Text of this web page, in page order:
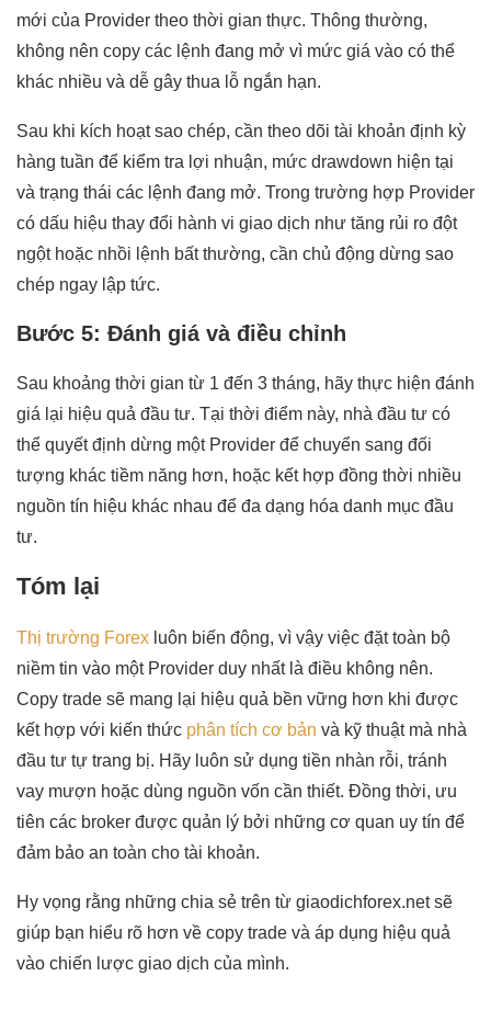
mới của Provider theo thời gian thực. Thông thường,
không nên copy các lệnh đang mở vì mức giá vào có thể
khác nhiều và dễ gây thua lỗ ngắn hạn.
Sau khi kích hoạt sao chép, cần theo dõi tài khoản định kỳ
hàng tuần để kiểm tra lợi nhuận, mức drawdown hiện tại
và trạng thái các lệnh đang mở. Trong trường hợp Provider
có dấu hiệu thay đổi hành vi giao dịch như tăng rủi ro đột
ngột hoặc nhồi lệnh bất thường, cần chủ động dừng sao
chép ngay lập tức.
Bước 5: Đánh giá và điều chỉnh
Sau khoảng thời gian từ 1 đến 3 tháng, hãy thực hiện đánh
giá lại hiệu quả đầu tư. Tại thời điểm này, nhà đầu tư có
thể quyết định dừng một Provider để chuyển sang đối
tượng khác tiềm năng hơn, hoặc kết hợp đồng thời nhiều
nguồn tín hiệu khác nhau để đa dạng hóa danh mục đầu
tư.
Tóm lại
Thị trường Forex luôn biến động, vì vậy việc đặt toàn bộ
niềm tin vào một Provider duy nhất là điều không nên.
Copy trade sẽ mang lại hiệu quả bền vững hơn khi được
kết hợp với kiến thức phân tích cơ bản và kỹ thuật mà nhà
đầu tư tự trang bị. Hãy luôn sử dụng tiền nhàn rỗi, tránh
vay mượn hoặc dùng nguồn vốn cần thiết. Đồng thời, ưu
tiên các broker được quản lý bởi những cơ quan uy tín để
đảm bảo an toàn cho tài khoản.
Hy vọng rằng những chia sẻ trên từ giaodichforex.net sẽ
giúp bạn hiểu rõ hơn về copy trade và áp dụng hiệu quả
vào chiến lược giao dịch của mình.